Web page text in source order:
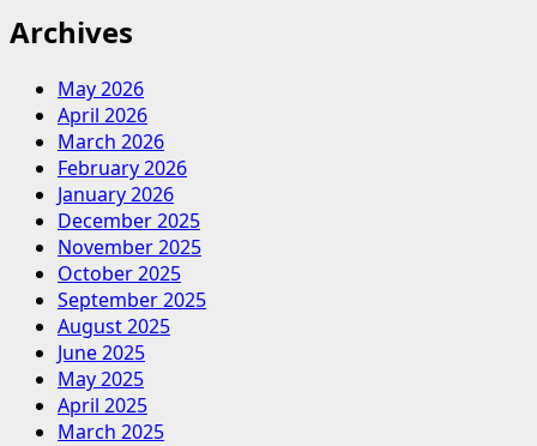
Archives
May 2026
April 2026
March 2026
February 2026
January 2026
December 2025
November 2025
October 2025
September 2025
August 2025
June 2025
May 2025
April 2025
March 2025